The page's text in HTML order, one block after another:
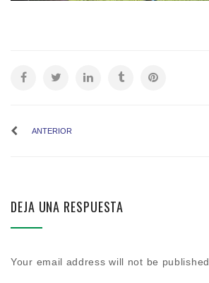
ANTERIOR
DEJA UNA RESPUESTA
Your email address will not be published.